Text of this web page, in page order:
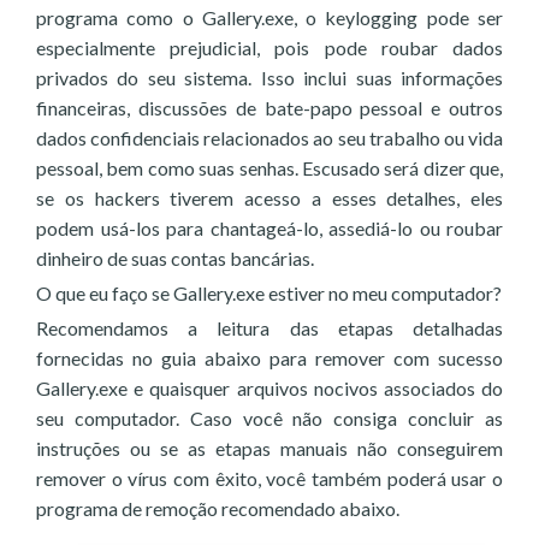
programa como o Gallery.exe, o keylogging pode ser
especialmente prejudicial, pois pode roubar dados
privados do seu sistema. Isso inclui suas informações
financeiras, discussões de bate-papo pessoal e outros
dados confidenciais relacionados ao seu trabalho ou vida
pessoal, bem como suas senhas. Escusado será dizer que,
se os hackers tiverem acesso a esses detalhes, eles
podem usá-los para chantageá-lo, assediá-lo ou roubar
dinheiro de suas contas bancárias.
O que eu faço se Gallery.exe estiver no meu computador?
Recomendamos a leitura das etapas detalhadas
fornecidas no guia abaixo para remover com sucesso
Gallery.exe e quaisquer arquivos nocivos associados do
seu computador. Caso você não consiga concluir as
instruções ou se as etapas manuais não conseguirem
remover o vírus com êxito, você também poderá usar o
programa de remoção recomendado abaixo.